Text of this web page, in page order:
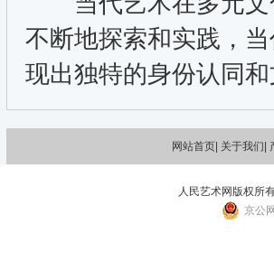
不断地探索和实践，
现出独特的身份认同和
网站首页| 关于我们
人民艺术网版权
京公